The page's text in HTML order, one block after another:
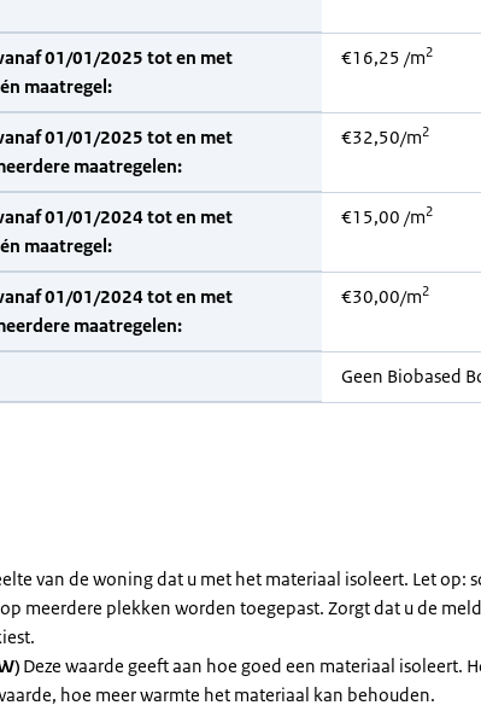
01/01/2025 tot en met
maatregel:
€16,25 /m2
01/01/2025 tot en met
maatregelen:
€32,50/m2
01/01/2024 tot en met
maatregel:
€15,00 /m2
01/01/2024 tot en met
maatregelen:
€30,00/m2
Geen Biobased
van de woning dat u met het materiaal isoleert. Let op:
meerdere plekken worden toegepast. Zorgt dat u de
Deze waarde geeft aan hoe goed een materiaal isoleert.
hoe meer warmte het materiaal kan behouden.